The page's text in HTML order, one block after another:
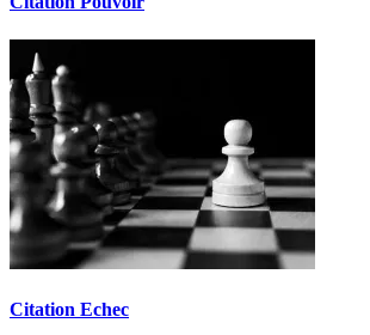
Citation Echec